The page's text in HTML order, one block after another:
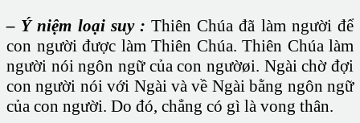
– Ý niệm loại suy :Thiên Chúa đã làm người để
con người được làm Thiên Chúa. Thiên Chúa làm
người nói ngôn ngữ của con ngườøi. Ngài chờ đợi
con người nói với Ngài và về Ngài bằng ngôn ngữ
của con người. Do đó, chẳng có gì là vong thân.